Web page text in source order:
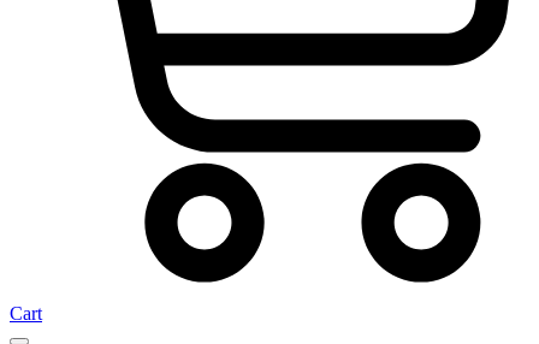
Cart